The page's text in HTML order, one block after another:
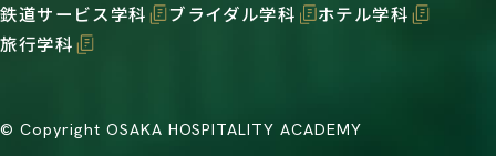
鉄道サービス学科
ブライダル学科
ホテル学科
旅行学科
© Copyright OSAKA HOSPITALITY ACADEMY